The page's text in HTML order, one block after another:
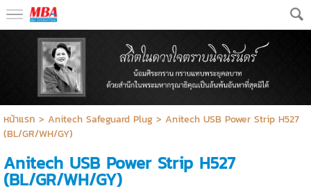
หน้าแรก > Anitech Safeguard Plug> Anitech USB Power Strip H527
(BL/GR/WH/GY)
Anitech USB Power Strip H527
(BL/GR/WH/GY)